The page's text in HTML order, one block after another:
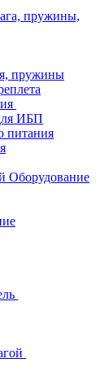
пружины,
пружины
ИБП
питания
Оборудование